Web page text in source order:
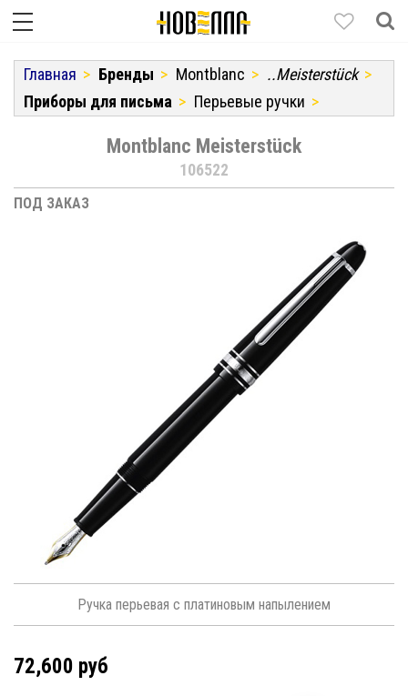
Главная Бренды Montblanc
..Meisterstück
Приборы для письма
Перьевые ручки
Montblanc Meisterstück
106522
ПОД ЗАКАЗ
Ручка перьевая с платиновым напылением
72,600 руб